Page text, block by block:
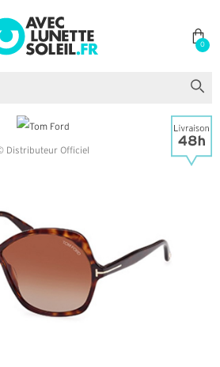
0
Distributeur Officiel